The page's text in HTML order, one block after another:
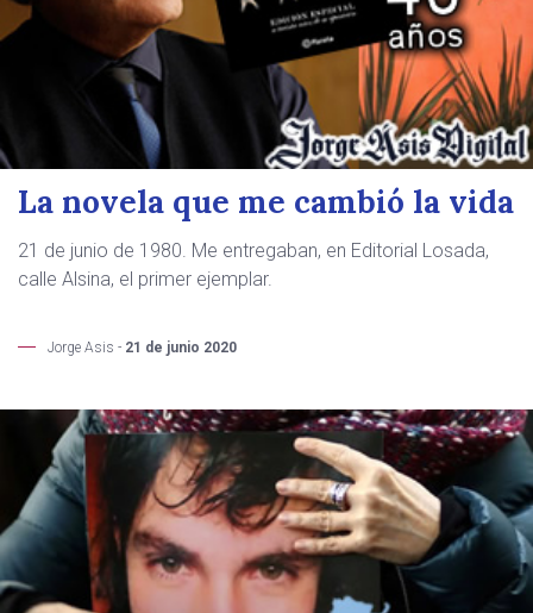
La novela que me cambió la vida
21 de junio de 1980. Me entregaban, en Editorial Losada,
calle Alsina, el primer ejemplar.
Jorge Asis - 21 de junio 2020